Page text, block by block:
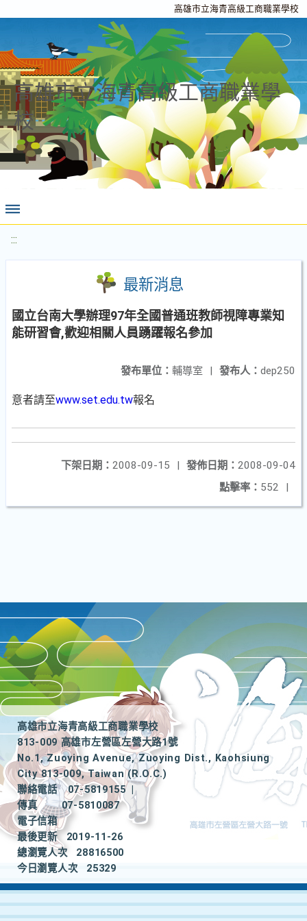
高雄市立海青高級工商職業學校
高雄市立海青高級工商職業學
校
:::
最新消息
國立台南大學辦理97年全國普通班教師視障專業知
能研習會,歡迎相關人員踴躍報名參加
發布人： dep250
發布單位： 輔導室 |
意者請至www.set.edu.tw報名
發佈日期： 2008-09-04
下架日期： 2008-09-15
|
點擊率： 552 |
高雄市立海青高級工商職業學校
813-009 高雄市左營區左營大路1號
No.1, Zuoying Avenue, Zuoying Dist., Kaohsiung
City 813-009, Taiwan (R.O.C.)
聯絡電話
07-5819155
|
傳真
07-5810087
電子信箱
最後更新
2019-11-26
總瀏覽人次
28816500
今日瀏覽人次
25329